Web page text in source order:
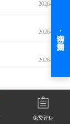
2026-08-10
2026-08-10
2026-08-10
免费评估